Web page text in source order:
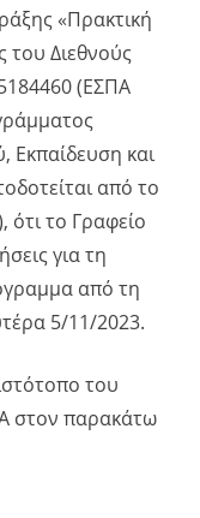
«Πρακτική
του Διεθνούς
(ΕΣΠΑ
Εκπαίδευση και
από το
ότι το Γραφείο
για τη
από τη
5/11/2023.
του
στον παρακάτω